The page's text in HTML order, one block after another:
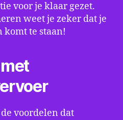
voor je klaar gezet.
weet je zeker dat je
komt te staan!
voordelen dat